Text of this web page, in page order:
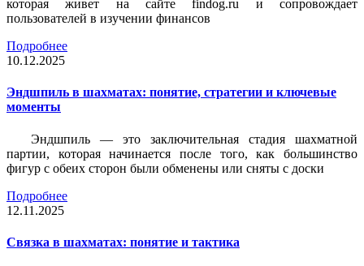
которая живет на сайте findog.ru и сопровождает
пользователей в изучении финансов
Подробнее
10.12.2025
Эндшпиль в шахматах: понятие, стратегии и ключевые
моменты
Эндшпиль — это заключительная стадия шахматной
партии, которая начинается после того, как большинство
фигур с обеих сторон были обменены или сняты с доски
Подробнее
12.11.2025
Связка в шахматах: понятие и тактика